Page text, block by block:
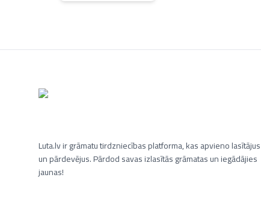
Luta.lv ir grāmatu tirdzniecības platforma, kas apvieno lasītājus
un pārdevējus. Pārdod savas izlasītās grāmatas un iegādājies
jaunas!